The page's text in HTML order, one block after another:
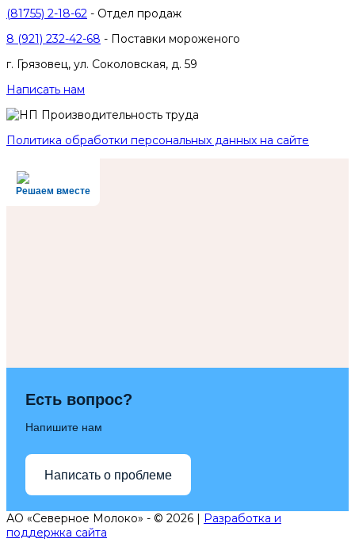
(81755) 2-18-62 - Отдел продаж
8 (921) 232-42-68 - Поставки мороженого
г. Грязовец, ул. Соколовская, д. 59
Написать нам
Политика обработки персональных данных на сайте
Решаем вместе
Есть вопрос?
Напишите нам
Написать о проблеме
АО «Северное Молоко» - © 2026 |
Разработка и
поддержка сайта